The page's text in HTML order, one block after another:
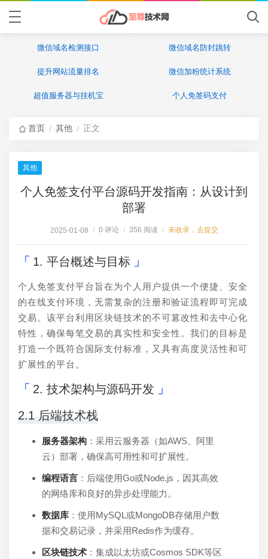
微信域名检测接口 微信域名防封跳转
提升网站流量排名 微信加粉统计系统
超值服务器与挂机宝 个人免签码支付
首页 / 其他 / 正文
其他
个人免签支付平台源码开发指南：从设计到
部署
2025-01-08 / 0 评论 / 356 阅读 / 未收录，去提交
1. 平台概述与目标
个人免签支付平台旨在为个人用户提供一个便捷、安全
的在线支付环境，无需复杂的注册和验证流程即可完成
交易。该平台利用区块链技术的不可篡改性和去中心化
特性，确保每笔交易的真实性和安全性。我们的目标是
打造一个既符合国际支付标准，又具有高度灵活性和可
扩展性的平台。
2. 技术架构与源码开发
2.1 后端技术栈
服务器架构 ：采用云服务器（如AWS、阿里
云）部署，确保高可用性和可扩展性。
编程语言 ：后端使用Go或Node.js，因其高效
的网络库和良好的异步处理能力。
数据库 ：使用MySQL或MongoDB存储用户数
据和交易记录，并采用Redis作为缓存。
区块链技术 ：集成以太坊或Cosmos SDK等区